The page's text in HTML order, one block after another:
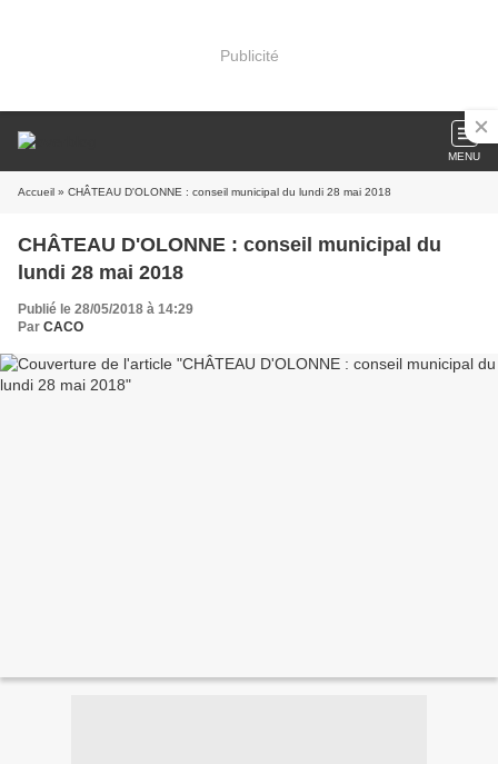
Publicité
MENU
Accueil » CHÂTEAU D'OLONNE : conseil municipal du lundi 28 mai 2018
CHÂTEAU D'OLONNE : conseil municipal du
lundi 28 mai 2018
Publié le 28/05/2018 à 14:29
Par CACO